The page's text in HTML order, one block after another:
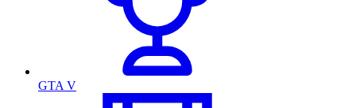
GTA V